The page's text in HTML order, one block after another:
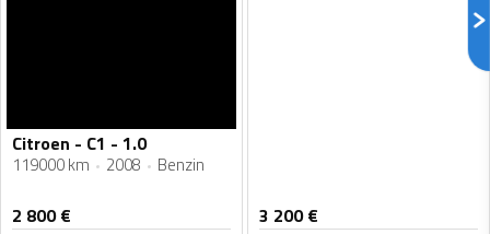
Citroen - C1 - 1.0
119000 km 2008 Benzin
2 800€ 3 200€